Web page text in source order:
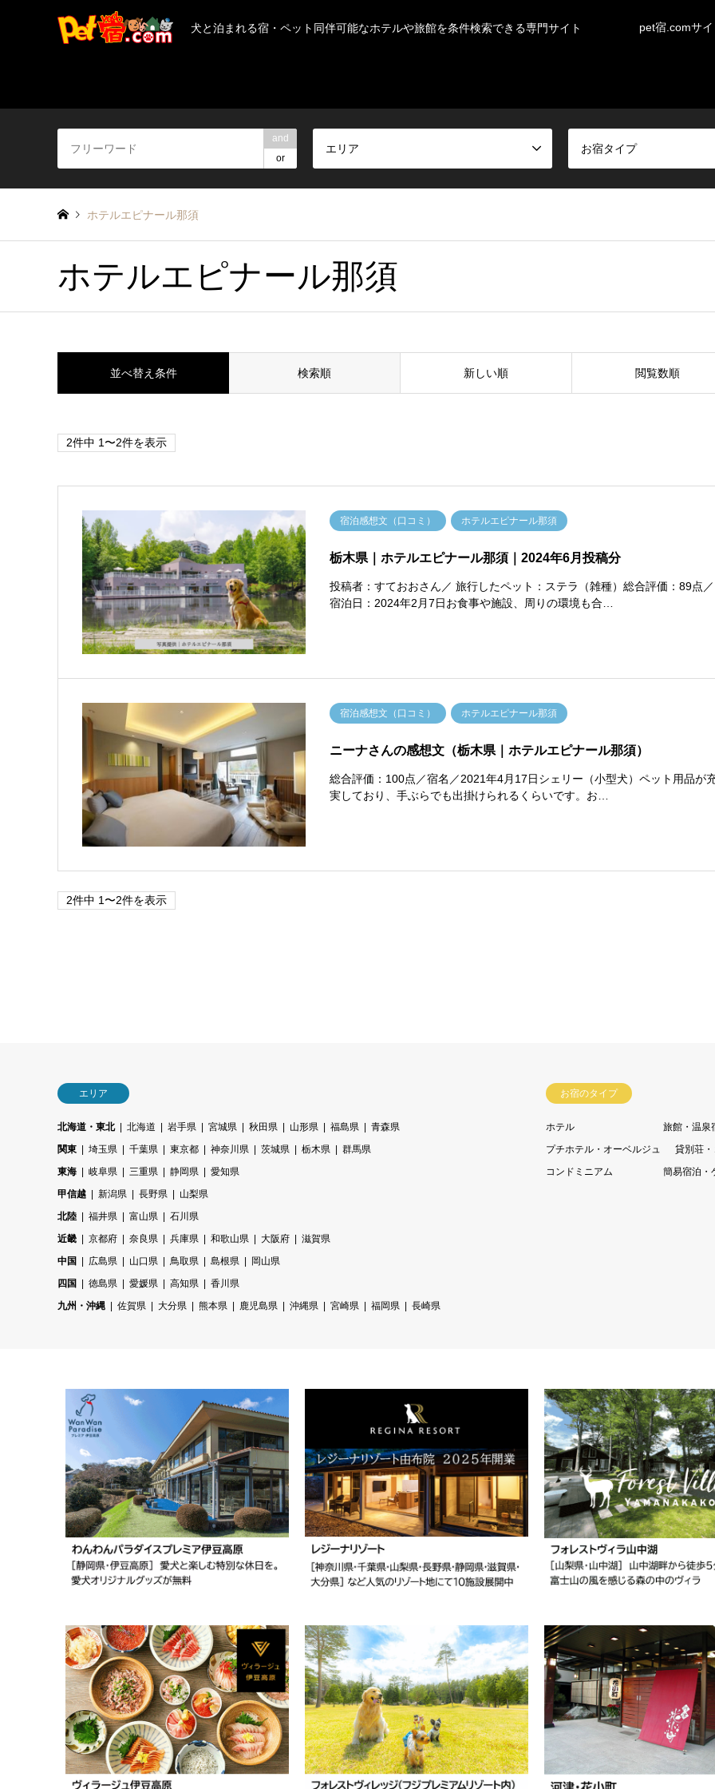
犬と泊まれる宿・ペット同伴可能なホテルや旅館を条件検索できる専門サイト pet宿.comサ
and
or
エリア お宿タイプ
ホテルエピナール那須
ホテルエピナール那須
並べ替え条件 検索順 新しい順 閲覧数順
2件中 1〜2件を表示
宿泊感想文（口コミ） ホテルエピナール那須
栃木県｜ホテルエピナール那須｜2024年6月投稿分
投稿者：すておおさん／ 旅行したペット：ステラ（雑種）総合評価：89点／
宿泊日：2024年2月7日お食事や施設、周りの環境も合…
宿泊感想文（口コミ） ホテルエピナール那須
ニーナさんの感想文（栃木県｜ホテルエピナール那須）
総合評価：100点／宿名／2021年4月17日シェリー（小型犬）ペット用品が
実しており、手ぶらでも出掛けられるくらいです。お…
2件中 1〜2件を表示
エリア
北海道・東北 北海道 岩手県 宮城県 秋田県 山形県 福島県
青森県
関東
埼玉県 千葉県 東京都 神奈川県 茨城県 栃木県
群馬県
東海
岐阜県 三重県 静岡県
愛知県
甲信越
新潟県 長野県
山梨県
北陸
福井県 富山県
石川県
近畿
京都府 奈良県 兵庫県 和歌山県 大阪府
滋賀県
中国
広島県 山口県 鳥取県 島根県
岡山県
四国
徳島県 愛媛県 高知県
香川県
九州・沖縄
佐賀県 大分県 熊本県 鹿児島県 沖縄県 宮崎県 福岡県 長崎県
お宿のタイプ
ホテル
旅館・温泉
プチホテル・オーベルジュ
貸別荘
コンドミニアム
簡易宿泊・